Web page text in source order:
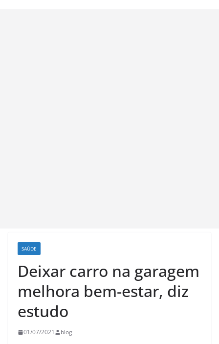
SAÚDE
Deixar carro na garagem
melhora bem-estar, diz
estudo
01/07/2021 blog